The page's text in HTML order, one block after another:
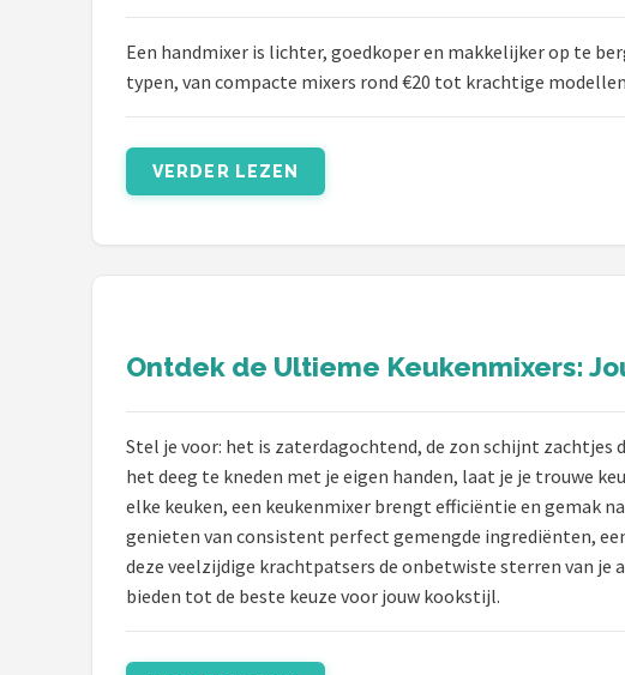
Een handmixer is lichter, goedkoper en makkelijker op te
typen, van compacte mixers rond €20 tot krachtige
VERDER LEZEN
Ontdek de Ultieme Keukenmixers:
Stel je voor: het is zaterdagochtend, de zon schijnt zachtjes
het deeg te kneden met je eigen handen, laat je je trouwe
elke keuken, een keukenmixer brengt efficiëntie en gemak
genieten van consistent perfect gemengde ingrediënten,
deze veelzijdige krachtpatsers de onbetwiste sterren van je
bieden tot de beste keuze voor jouw kookstijl.